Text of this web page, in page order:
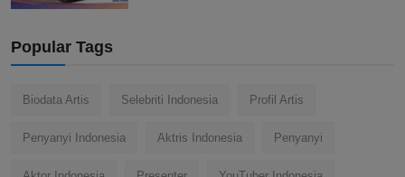
Popular Tags
Biodata Artis Selebriti Indonesia Profil Artis
Penyanyi Indonesia Aktris Indonesia Penyanyi